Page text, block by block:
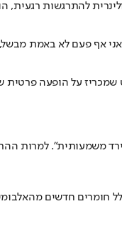
להתרגשות רגעית,
אף פעם לא באמת
על הופעה פרטית
משמעותית". למרות